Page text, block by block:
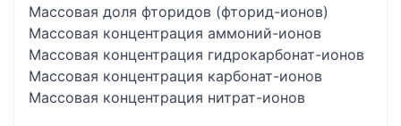
Массовая доля фторидов (фторид-ионов)
Массовая концентрация аммоний-ионов
Массовая концентрация гидрокарбонат-ионов
Массовая концентрация карбонат-ионов
Массовая концентрация нитрат-ионов